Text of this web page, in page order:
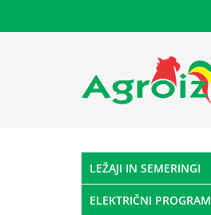
LEŽAJI IN SEMERINGI
ELEKTRIČNI PROGRAM